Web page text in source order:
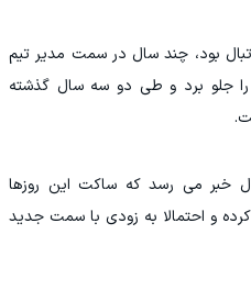
بود، چند سال در سمت مدیر تیم
را جلو برد و طی دو سه سال گذشته
خبر می رسد که ساکت این روزها
و احتمالا به زودی با سمت جدید